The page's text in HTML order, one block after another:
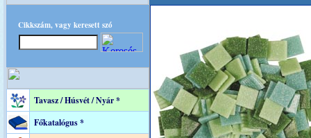
Cikkszám, vagy keresett szó
Tavasz / Húsvét / Nyár *
Főkatalógus *